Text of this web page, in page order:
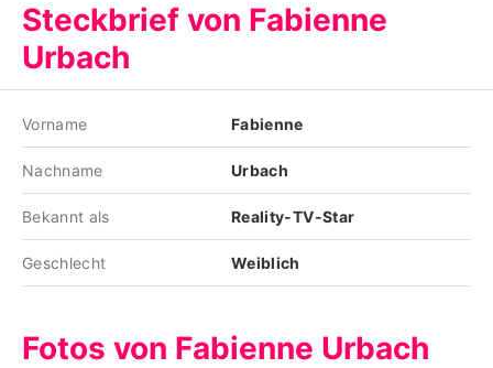
Nutzungsbedingungen
Utiq verwalten
Steckbrief von Fabienne
Urbach
Vorname Fabienne
Nachname Urbach
Bekannt als Reality-TV-Star
Geschlecht Weiblich
Fotos von Fabienne Urbach